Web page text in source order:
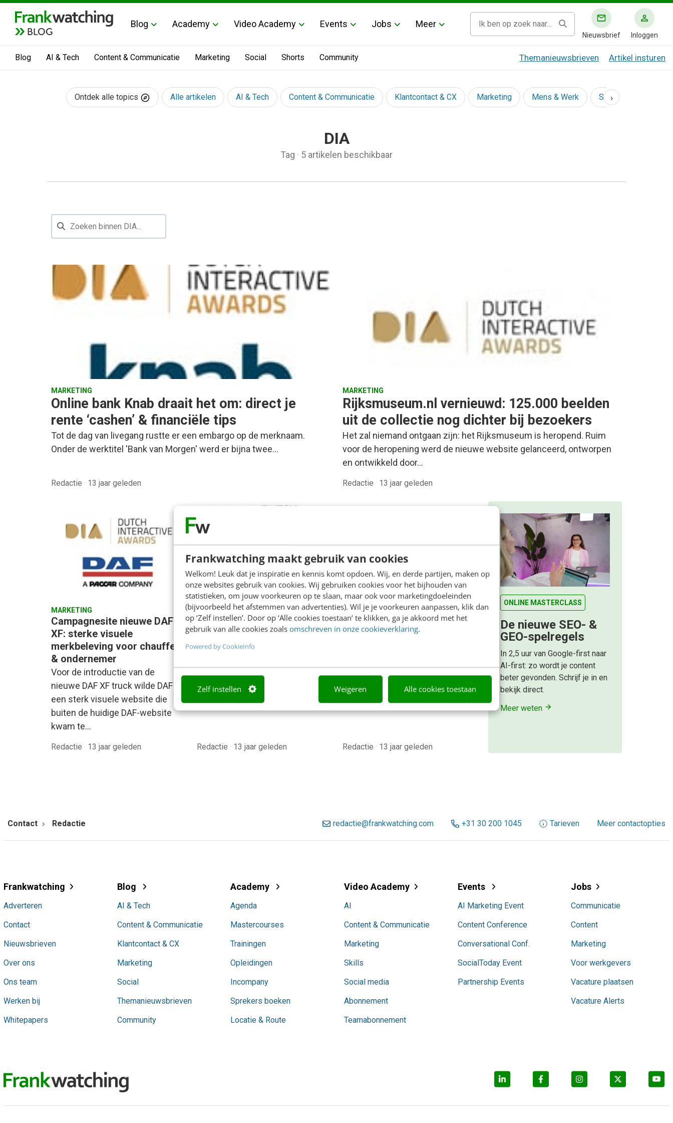
Frankwatching maakt gebruik van cookies
Welkom! Leuk dat je inspiratie en kennis komt opdoen. Wij, en derde partijen, maken op
onze websites gebruik van cookies. Wij gebruiken cookies voor het bijhouden van
statistieken, om jouw voorkeuren op te slaan, maar ook voor marketingdoeleinden
(bijvoorbeeld het afstemmen van advertenties). Wil je je voorkeuren aanpassen, klik dan
op ‘Zelf instellen’. Door op ‘Alle cookies toestaan’ te klikken, ga je akkoord met het
gebruik van alle cookies zoals omschreven in onze cookieverklaring.
Powered by CookieInfo
Zelf instellen Weigeren Alle cookies toestaan
BLOG
Blog Academy Video Academy Events Jobs Meer
Nieuwsbrief Inloggen
Blog AI & Tech Content & Communicatie Marketing Social Shorts Community Themanieuwsbrieven Artikel insturen
Ontdek alle topics Alle artikelen AI & Tech Content & Communicatie Klantcontact & CX Marketing Mens & Werk Social
›
DIA
Tag · 5 artikelen beschikbaar
MARKETING
Online bank Knab draait het om: direct je
rente ‘cashen’ & financiële tips
Tot de dag van livegang rustte er een embargo op de merknaam.
Onder de werktitel 'Bank van Morgen' werd er bijna twee…
Redactie · 13 jaar geleden
MARKETING
Rijksmuseum.nl vernieuwd: 125.000 beelden
uit de collectie nog dichter bij bezoekers
Het zal niemand ontgaan zijn: het Rijksmuseum is heropend. Ruim
voor de heropening werd de nieuwe website gelanceerd, ontworpen
en ontwikkeld door…
Redactie · 13 jaar geleden
MARKETING
Campagnesite nieuwe DAF
XF: sterke visuele
merkbeleving voor chauffeur
& ondernemer
Voor de introductie van de
nieuwe DAF XF truck wilde DAF
een sterk visuele website die
buiten de huidige DAF-website
kwam te…
Redactie · 13 jaar geleden
MARKETING
KLM Must See Map: online &
social versie van Lonely
Planet
simpele online tool om samen
met je vrienden de beste tips
voor je volgende stedentrip te…
Redactie · 13 jaar geleden
terug met het Kassa Panel: een
tweede scherm-applicatie voor
het populaire
consumentenprogramma van de
VARA. We zijn in…
Redactie · 13 jaar geleden
ONLINE MASTERCLASS
De nieuwe SEO- &
GEO-spelregels
In 2,5 uur van Google-first naar
AI-first: zo wordt je content
beter gevonden. Schrijf je in en
bekijk direct.
Meer weten
Contact Redactie redactie@frankwatching.com +31 30 200 1045 Tarieven Meer contactopties
Frankwatching
Adverteren
Contact
Nieuwsbrieven
Over ons
Ons team
Werken bij
Whitepapers
Blog
AI & Tech
Content & Communicatie
Klantcontact & CX
Marketing
Social
Themanieuwsbrieven
Community
Academy
Agenda
Mastercourses
Trainingen
Opleidingen
Incompany
Sprekers boeken
Locatie & Route
Video Academy
AI
Content & Communicatie
Marketing
Skills
Social media
Abonnement
Teamabonnement
Events
AI Marketing Event
Content Conference
Conversational Conf.
SocialToday Event
Partnership Events
Jobs
Communicatie
Content
Marketing
Voor werkgevers
Vacature plaatsen
Vacature Alerts